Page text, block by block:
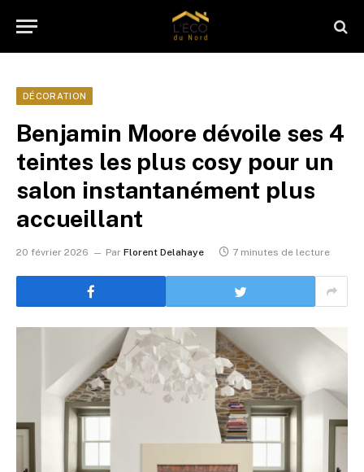
DÉCORATION
Benjamin Moore dévoile ses 4
teintes les plus cosy pour un
salon instantanément plus
accueillant
20 février 2026 Par Florent Delahaye 7 minutes de lecture